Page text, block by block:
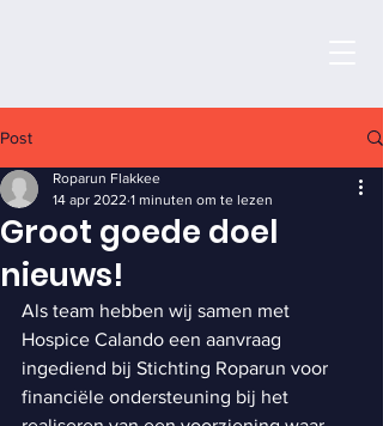
Post
Groot goede doel
nieuws!
Roparun Flakkee
14 apr 2022 1 minuten om te lezen
Als team hebben wij samen met
Hospice Calando een aanvraag
ingediend bij Stichting Roparun voor
financiële ondersteuning bij het